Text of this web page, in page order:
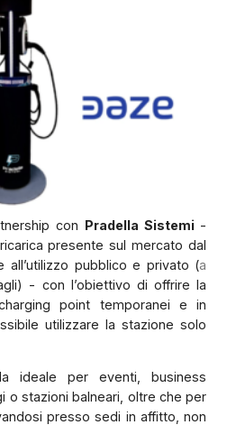
con Pradella Sistemi -
presente sul mercato dal
all’utilizzo pubblico e privato (a
- con l’obiettivo di offrire la
point temporanei e in
utilizzare la stazione solo
ideale per eventi, business
o stazioni balneari, oltre che per
presso sedi in affitto, non